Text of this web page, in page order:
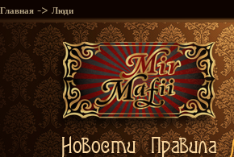
Главная -> Люди